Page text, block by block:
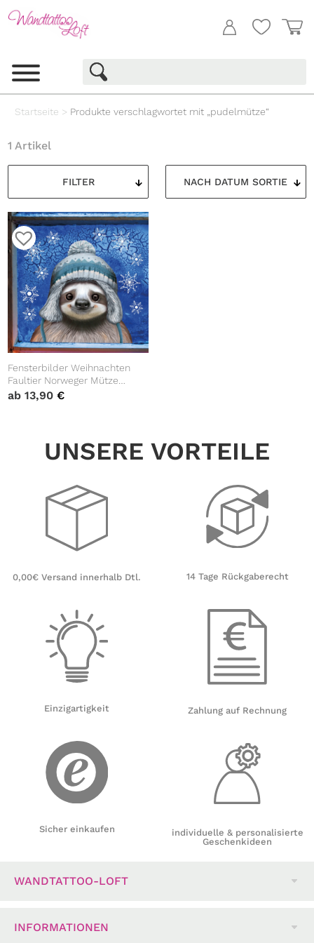
Startseite > Produkte verschlagwortet mit „pudelmütze“
FILTER
1 Artikel
Fensterbilder Weihnachten
Faultier Norweger Mütze
Winter winterlicher
ab13,90€
UNSERE VORTEILE
0,00€ Versand innerhalb Dtl.
Einzigartigkeit
Sicher einkaufen
14 Tage Rückgaberecht
Zahlung auf Rechnung
individuelle & personalisierte
Geschenkideen
WANDTATTOO-LOFT
INFORMATIONEN